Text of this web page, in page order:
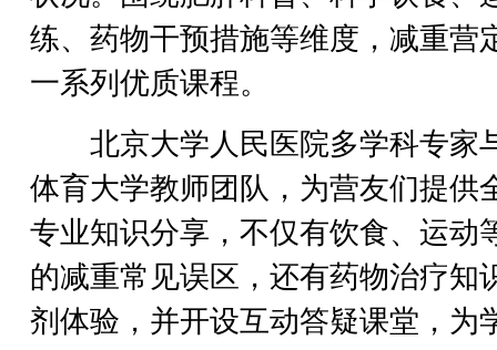
练、药物干预措施等维度，减重营
一系列优质课程。
北京大学人民医院多学科专家
体育大学教师团队，为营友们提供
专业知识分享，不仅有饮食、运动
的减重常见误区，还有药物治疗知
剂体验，并开设互动答疑课堂，为